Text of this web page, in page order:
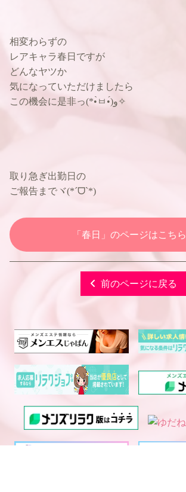
相変わらずの
レアキャラ春日ですが
どんなヤツか
気になっていただけましたら
この機会に是非っ(*•̀ㅂ•́)و✧
取り急ぎ出勤日の
ご報告までヾ(*ˊᗜˋ*)
「春日」のページはこちら
前のページに戻る